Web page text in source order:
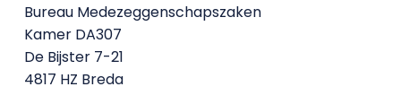
Bureau Medezeggenschapszaken
Kamer DA307
De Bijster 7-21
4817 HZ Breda